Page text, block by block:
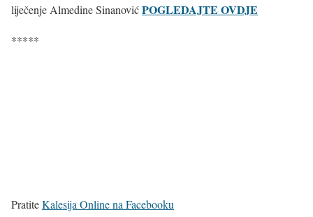
liječenje Almedine SinanovićPOGLEDAJTE OVDJE
*****
PratiteKalesija Online na Facebooku